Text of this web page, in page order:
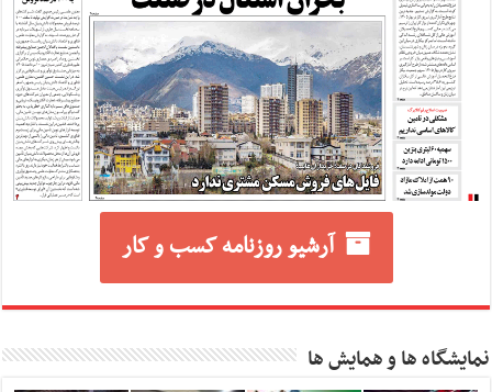
آرشیو روزنامه کسب و کار
نمایشگاه ها و همایش ها